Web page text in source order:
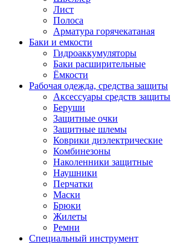
Лист
Полоса
Арматура горячекатаная
Баки и емкости
Гидроаккумуляторы
Баки расширительные
Ёмкости
Рабочая одежда, средства защиты
Аксессуары средств защиты
Беруши
Защитные очки
Защитные шлемы
Коврики диэлектрические
Комбинезоны
Наколенники защитные
Наушники
Перчатки
Маски
Брюки
Жилеты
Ремни
Специальный инструмент